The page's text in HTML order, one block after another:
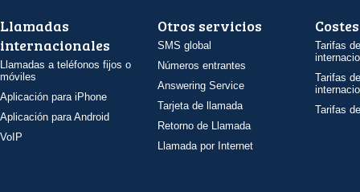
Llamadas
internacionales
Llamadas a teléfonos fijos o
móviles
Aplicación para iPhone
Aplicación para Android
VoIP
Otros servicios
SMS global
Números entrantes
Answering Service
Tarjeta de llamada
Retorno de Llamada
Llamada por Internet
Costes
Tarifas
Tarifas
Tarifas